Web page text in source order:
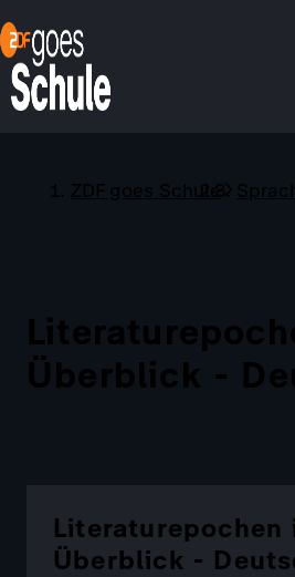
ZDF goes Schule
Überblick -
Literaturepochen
Überblick -